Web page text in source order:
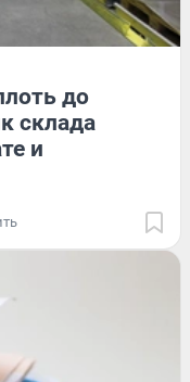
до
склада
и